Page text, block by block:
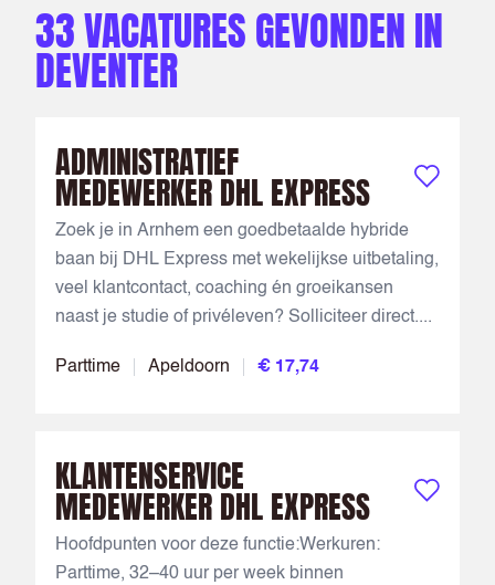
33 VACATURES GEVONDEN IN
DEVENTER
ADMINISTRATIEF
MEDEWERKER DHL EXPRESS Bewaar
Parttime Apeldoorn € 17,74
Zoek je in Arnhem een goedbetaalde hybride
baan bij DHL Express met wekelijkse uitbetaling,
veel klantcontact, coaching én groeikansen
naast je studie of privéleven? Solliciteer direct....
KLANTENSERVICE
MEDEWERKER DHL EXPRESS Bewaar
Hoofdpunten voor deze functie:Werkuren:
Parttime, 32–40 uur per week binnen